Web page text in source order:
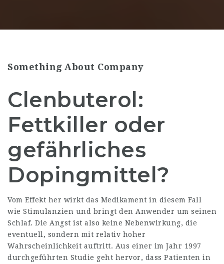
Something About Company
Clenbuterol:
Fettkiller oder
gefährliches
Dopingmittel?
Vom Effekt her wirkt das Medikament in diesem Fall
wie Stimulanzien und bringt den Anwender um seinen
Schlaf. Die Angst ist also keine Nebenwirkung, die
eventuell, sondern mit relativ hoher
Wahrscheinlichkeit auftritt. Aus einer im Jahr 1997
durchgeführten Studie geht hervor, dass Patienten in